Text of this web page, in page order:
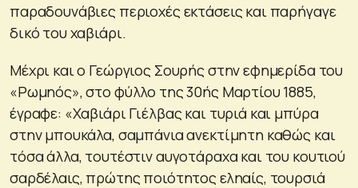
παραδουνάβιες περιοχές εκτάσεις και παρήγαγε
δικό του χαβιάρι.
Μέχρι και ο Γεώργιος Σουρής στην εφημερίδα του
«Ρωμηός», στο φύλλο της 30ής Μαρτίου 1885,
έγραφε: «Χαβιάρι Γιέλβας και τυριά και μπύρα
στην μπουκάλα, σαμπάνια ανεκτίμητη καθώς και
τόσα άλλα, τουτέστιν αυγοτάραχα και του κουτιού
σαρδέλαις, πρώτης ποιότητος εληαίς, τουρσιά